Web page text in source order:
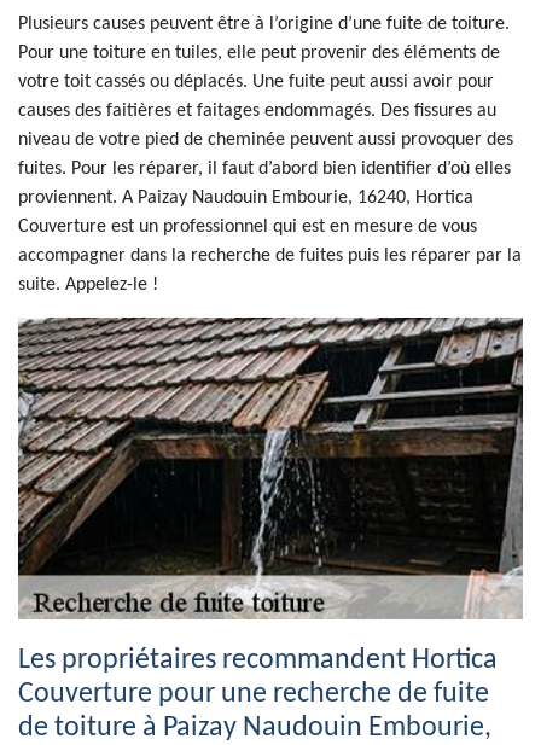
Plusieurs causes peuvent être à l’origine d’une fuite de toiture.
Pour une toiture en tuiles, elle peut provenir des éléments de
votre toit cassés ou déplacés. Une fuite peut aussi avoir pour
causes des faitières et faitages endommagés. Des fissures au
niveau de votre pied de cheminée peuvent aussi provoquer des
fuites. Pour les réparer, il faut d’abord bien identifier d’où elles
proviennent. A Paizay Naudouin Embourie, 16240, Hortica
Couverture est un professionnel qui est en mesure de vous
accompagner dans la recherche de fuites puis les réparer par la
suite. Appelez-le !
Les propriétaires recommandent Hortica
Couverture pour une recherche de fuite
de toiture à Paizay Naudouin Embourie,